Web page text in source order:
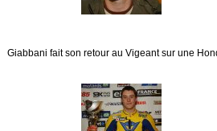
Giabbani fait son retour au Vigeant sur une